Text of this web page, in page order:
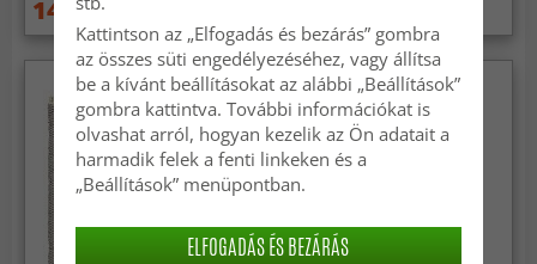
14 959 Ft
Kattintson az „Elfogadás és bezárás” gombra
az összes süti engedélyezéséhez, vagy állítsa
be a kívánt beállításokat az alábbi „Beállítások”
gombra kattintva. További információkat is
olvashat arról, hogyan kezelik az Ön adatait a
harmadik felek a fenti linkeken és a
„Beállítások” menüpontban.
ELFOGADÁS ÉS BEZÁRÁS